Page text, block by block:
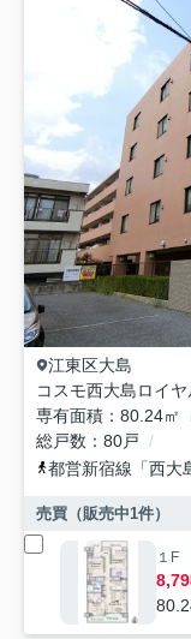
江東区大島
専有面積
80.24㎡
総戸数
80戸
都営新宿線 「西大
売買（販売中1件）
１F